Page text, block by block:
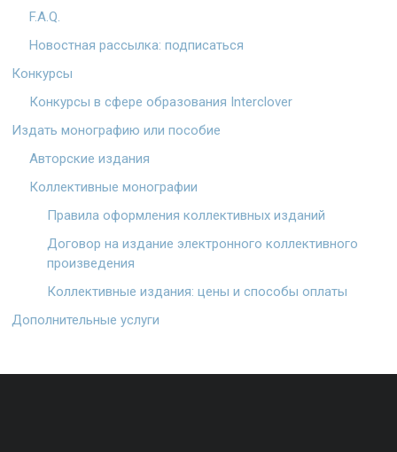
F.A.Q.
Новостная рассылка: подписаться
Конкурсы
Конкурсы в сфере образования Interclover
Издать монографию или пособие
Авторские издания
Коллективные монографии
Правила оформления коллективных изданий
Договор на издание электронного коллективного
произведения
Коллективные издания: цены и способы оплаты
Дополнительные услуги